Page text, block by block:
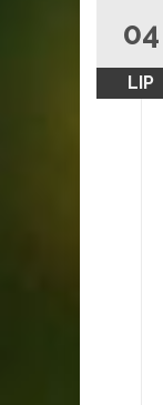
04
LIP